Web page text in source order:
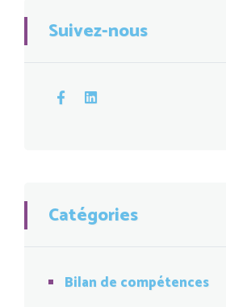
Suivez-nous
Catégories
Bilan de compétences